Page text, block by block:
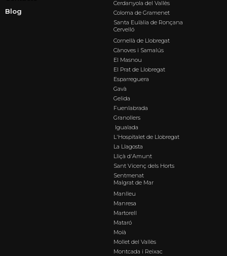
Blog
Cerdanyola del Vallès
Coloma de Gramenet
Santa Eulàlia de Ronçana
Cervelló
Cornellà de Llobregat
Cànoves i Samalús
El Masnou
El Prat de Llobregat
Esparreguera
Gavà
Gelida
Fuenlabrada
Granollers
Igualada
L'Hospitalet de Llobregat
La Llagosta
Lliçà d'Amunt
Sant Vicenç dels Horts
Sentmenat
Malgrat de Mar
Manlleu
Manresa
Martorell
Mataró
Moià
Mollet del Vallès
Montcada i Reixac